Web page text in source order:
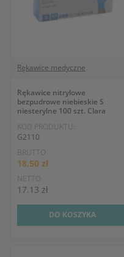
Rękawice medyczne
Rękawice nitrylowe
bezpudrowe niebieskie S
niesterylne 100 szt. Clara
KOD PRODUKTU:
G2110
BRUTTO
18.50 zł
NETTO
17.13 zł
DO KOSZYKA